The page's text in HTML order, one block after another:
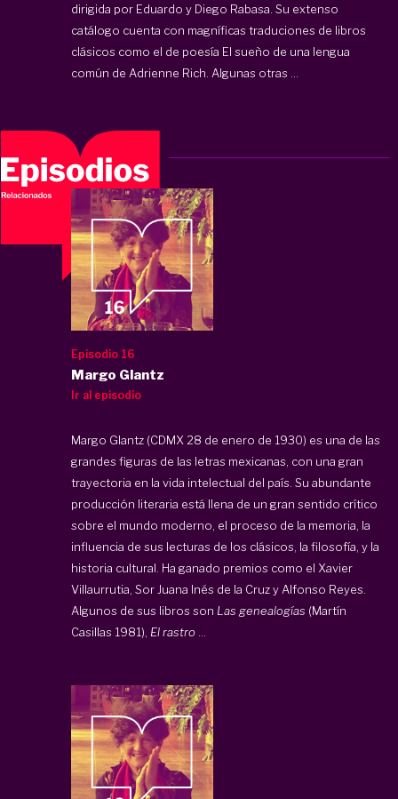
dirigida por Eduardo y Diego Rabasa. Su extenso
catálogo cuenta con magníficas traduciones de libros
clásicos como el de poesía El sueño de una lengua
común de Adrienne Rich. Algunas otras ...
Episodio 16
Margo Glantz
Ir al episodio
Margo Glantz (CDMX 28 de enero de 1930) es una de las
grandes figuras de las letras mexicanas, con una gran
trayectoria en la vida intelectual del país. Su abundante
producción literaria está llena de un gran sentido crítico
sobre el mundo moderno, el proceso de la memoria, la
influencia de sus lecturas de los clásicos, la filosofía, y la
historia cultural. Ha ganado premios como el Xavier
Villaurrutia, Sor Juana Inés de la Cruz y Alfonso Reyes.
Algunos de sus libros son Las genealogías (Martín
Casillas 1981), El rastro